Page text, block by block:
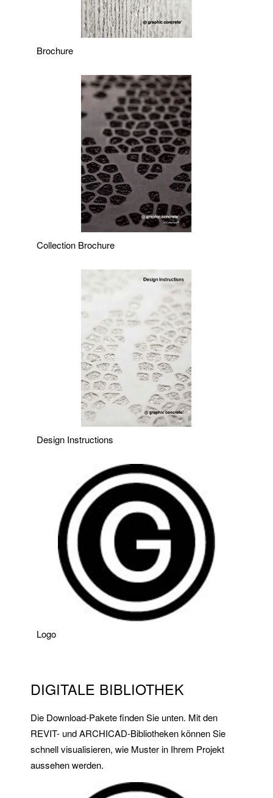
Brochure
Collection Brochure
Design Instructions
Logo
DIGITALE BIBLIOTHEK
Die Download-Pakete finden Sie unten. Mit den
REVIT- und ARCHICAD-Bibliotheken können Sie
schnell visualisieren, wie Muster in Ihrem Projekt
aussehen werden.